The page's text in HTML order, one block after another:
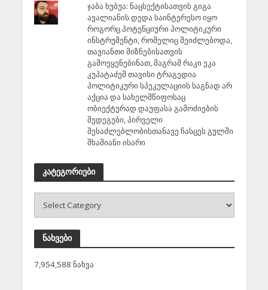
ჯაბა ხუბუა: ნაცსექტისათვის გიგა
ავალიანის დედა საინტერესო იყო
როგორც პოტენციური პოლიტიკური
ინსტრუმენტი, რომელიც შეიძლებოდა,
თავიანთი მიზნებისათვის
გამოეყენებინათ, მაგრამ რაკი ეკა
კუპატაძემ თავისი ტრაგედია
პოლიტიკური სპეკულაციის საგნად არ
აქცია და სახელმწიფოსაც
ობიექტურად დაუფასა გამოძიების
შედეგები, პირველი
შესაძლებლობისთანავე ჩასცეს გულში
შხამიანი ისარი
კატეგორიები
ნახვები
7,954,588 ნახვა